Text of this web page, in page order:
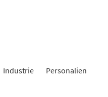
Industrie Personalien